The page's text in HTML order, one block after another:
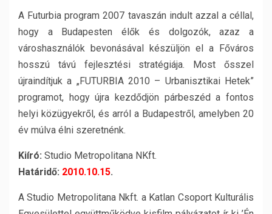
A Futurbia program 2007 tavaszán indult azzal a céllal,
hogy a Budapesten élők és dolgozók, azaz a
városhasználók bevonásával készüljön el a Főváros
hosszú távú fejlesztési stratégiája. Most ősszel
újraindítjuk a „FUTURBIA 2010 – Urbanisztikai Hetek”
programot, hogy újra kezdődjön párbeszéd a fontos
helyi közügyekről, és arról a Budapestről, amelyben 20
év múlva élni szeretnénk.
Kiíró: Studio Metropolitana NKft.
Határidő: 2010.10.15.
A Studio Metropolitana Nkft. a Katlan Csoport Kulturális